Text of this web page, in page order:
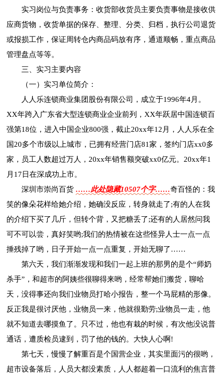
实习岗位与负责事务：收货部收货员主要负责事物是接收供
应商货物，收货单据的保存、整理、分类、归档，执行公司退货
或报损工作，保证周转仓内商品码放有序，通道顺畅，重点商品
管理盘点等等。
三、实习主要内容
（一）实习单位简介：
人人乐连锁商业集团股份有限公司，成立于1996年4月。
XX年跨入广东省大型连锁商业企业前列，XX年跃居中国连锁百
强第18位，进入中国企业800强，截止20xx年12月，人人乐在全
国20多个市级以上城市，已拥有经营门店81家，签约门店xx0多
家，员工人数超过万人，20xx年销售额突破xx0亿元。20xx年1
月17日在深成功上市。
深圳市崇尚百货……此处隐藏10507个字……奇百怪的：我
笑的像朵花样给她介绍，她确没反应，转身就走了;有的人在我
的介绍下买了几斤，但转个背，又把糖丢了;还有的人居然问我
可不可以尝，真好笑哟;我们的热情被在这些怪异人士一点一点
捶残掉了哟，日子开始一点一点重复，开始无聊了……
第六天，我们渐渐发现和我们一起上班的那男的是个“师奶
杀手”，和超市的阿姨些很聊得来哟，经常帮她们搬货，聊哈
天，没得事还向我们业物员打哈小报告，整一个马屁精的形像。
反正我是很讨厌他，业物员一来，他就很勤劳;业物员一走，他
就不知道去哪摸鱼了。只不过，他也有栽的时候，有次他没说普
通话，遭质检员逮到，罚了他的钱的。大快人心啊!
第七天，慢慢了解重百是个国营企业，其实里面污的很哟，
超市设备落后，人员大都没素质，人人都超着一口流利的焦言普